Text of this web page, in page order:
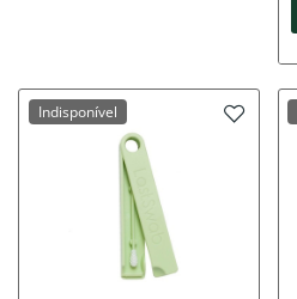
Indisponível